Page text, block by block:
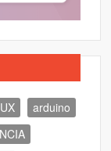
arduino